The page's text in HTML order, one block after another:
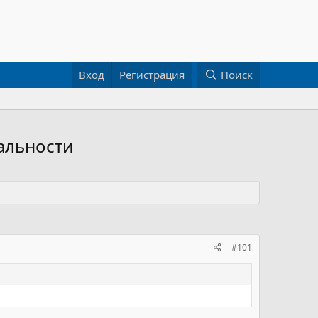
Вход Регистрация Поиск
#101